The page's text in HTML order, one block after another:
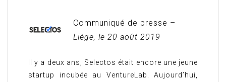
Communiqué de presse –
Liège, le 20 août 2019
Il y a deux ans, Selectos était encore une jeune
startup incubée au VentureLab. Aujourd’hui,